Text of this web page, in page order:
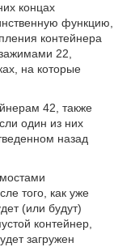
концах
функцию,
контейнера
22,
на которые
42, также
один из них
назад
того, как уже
(или будут)
контейнер,
загружен